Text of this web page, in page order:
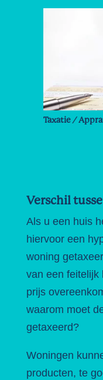
Taxatie /
Verschil
Als u een huis
hiervoor een
woning
van een feitelijk
prijs
waarom moet
getaxeerd?
Woningen
producten, te